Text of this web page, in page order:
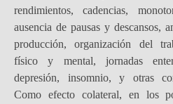
rendimientos, cadencias,
ausencia de pausas y descansos,
producción, organización del
físico y mental, jornadas
depresión, insomnio, y otras
Como efecto colateral, en los